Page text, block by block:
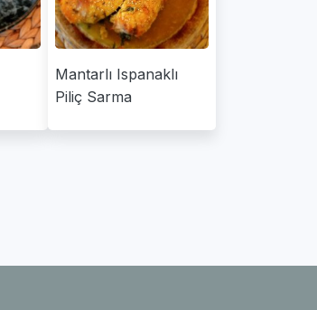
Mantarlı Ispanaklı
Piliç Sarma